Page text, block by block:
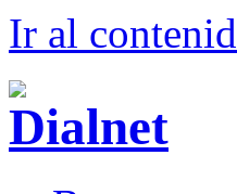
Ir al contenid